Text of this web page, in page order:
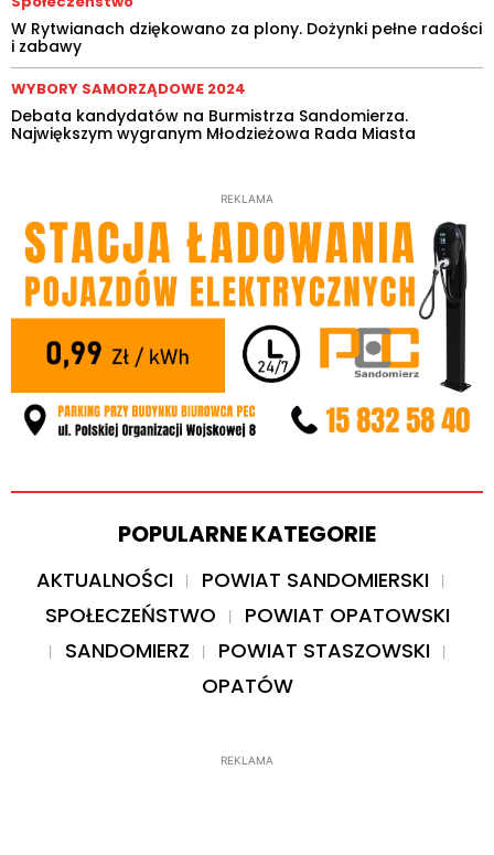
W Rytwianach dziękowano za plony. Dożynki pełne radości
i zabawy
WYBORY SAMORZĄDOWE 2024
Debata kandydatów na Burmistrza Sandomierza.
Największym wygranym Młodzieżowa Rada Miasta
REKLAMA
POPULARNE KATEGORIE
AKTUALNOŚCI
POWIAT SANDOMIERSKI
SPOŁECZEŃSTWO
POWIAT OPATOWSKI
SANDOMIERZ
POWIAT STASZOWSKI
OPATÓW
REKLAMA